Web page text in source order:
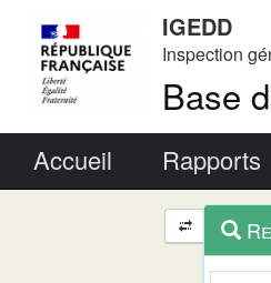
IGEDD
Inspection
Base
Accueil Rapports
et
outils